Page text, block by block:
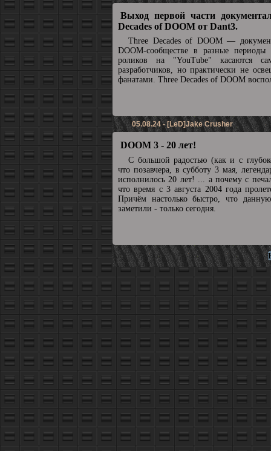
Выход первой части
Decades of DOOM от Dant3.
Three Decades of DOOM —
DOOM-сообществе в разные периоды
роликов на "YouTube" касаются
разработчиков, но практически не
фанатами. Three Decades of DOOM
05.08.24 - [LeD]Jake Crusher
DOOM 3 - 20 лет!
С большой радостью (как и с
что позавчера, в субботу 3 мая,
исполнилось 20 лет! ... а почему с
что время с 3 августа 2004 года
Причём настолько быстро, что
заметили - только сегодня.